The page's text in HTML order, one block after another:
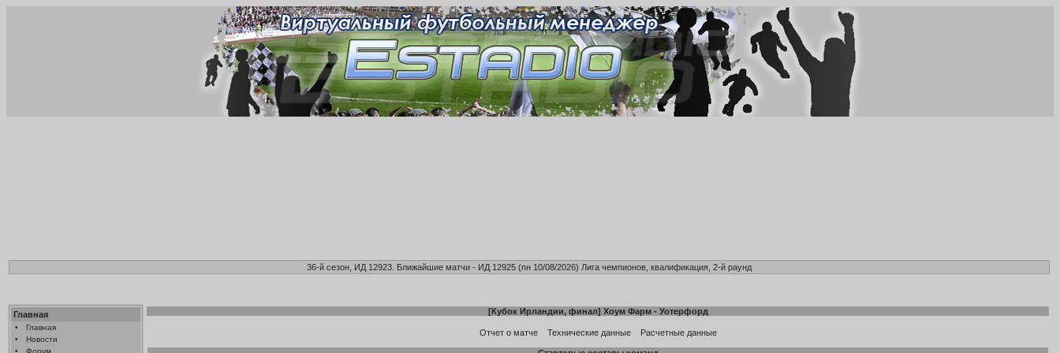
36-й сезон, ИД 12923. Ближайшие матчи - ИД 12925 (пн 10/08/2026) Лига чемпионов, квалификация, 2-й раунд
Главная
•
Главная
•
Новости
•
Форум
[Кубок Ирландии, финал] Хоум Фарм- Уотерфорд
Отчет о матче Технические данные Расчетные данные